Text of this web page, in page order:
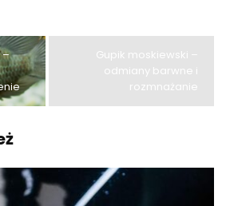
–
Gupik moskiewski –
odmiany barwne i
rozmnażanie